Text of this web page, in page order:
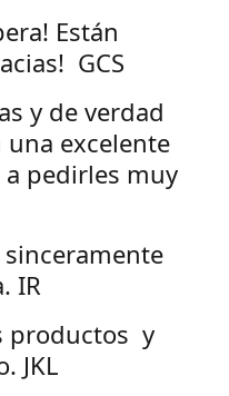
Están
GCS
y de verdad
excelente
a pedirles muy
sinceramente
IR
productos y
JKL